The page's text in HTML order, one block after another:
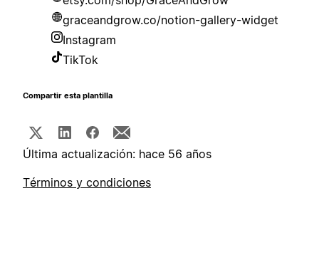
graceandgrow.co/notion-gallery-widget
Instagram
TikTok
Compartir esta plantilla
Última actualización: hace 56 años
Términos y condiciones